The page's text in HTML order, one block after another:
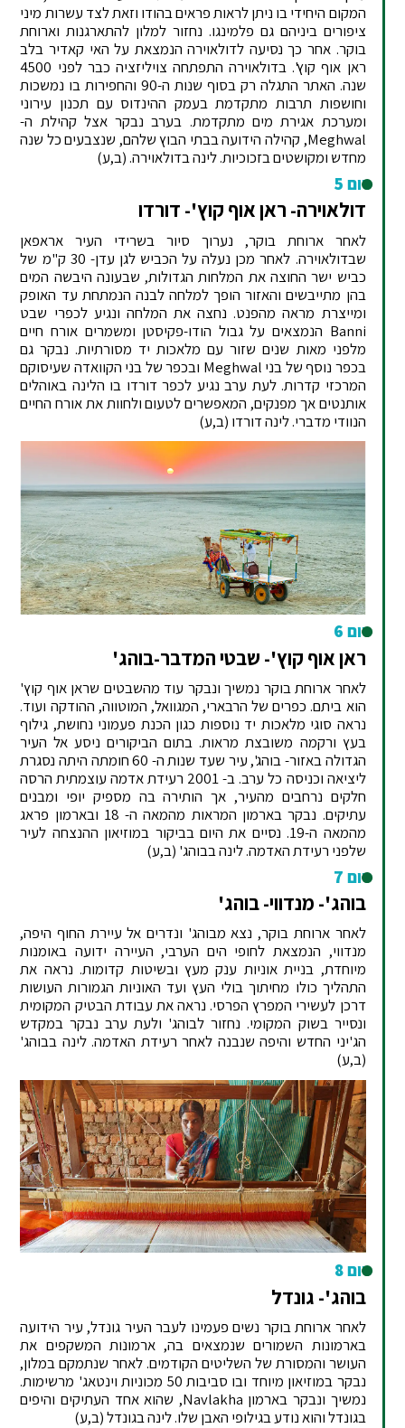
המקום היחידי בו ניתן לראות פראים בהודו וזאת לצד עשרות מיני
ציפורים ביניהם גם פלמינגו. נחזור למלון להתארגנות וארוחת
בוקר. אחר כך נסיעה לדולאוירה הנמצאת על האי קאדיר בלב
ראן אוף קוץ'. בדולאוירה התפתחה צויליזציה כבר לפני 4500
שנה. האתר התגלה רק בסוף שנות ה-90 והחפירות בו נמשכות
וחושפות תרבות מתקדמת בעמק ההינדוס עם תכנון עירוני
ומערכת אגירת מים מתקדמת. בערב נבקר אצל קהילת ה-
Meghwal, קהילה הידועה בבתי הבוץ שלהם, שנצבעים כל שנה
מחדש ומקושטים בזכוכיות. לינה בדולאוירה. (ב,ע)
יום 5
דולאוירה- ראן אוף קוץ'- דורדו
לאחר ארוחת בוקר, נערוך סיור בשרידי העיר אראפאן
שבדולאוירה. לאחר מכן נעלה על הכביש לגן עדן- 30 ק"מ של
כביש ישר החוצה את המלחות הגדולות, שבעונה היבשה המים
בהן מתייבשים והאזור הופך למלחה לבנה הנמתחת עד האופק
ומייצרת מראה מהפנט. נחצה את המלחה ונגיע לכפרי שבט
Banni הנמצאים על גבול הודו-פקיסטן ומשמרים אורח חיים
מלפני מאות שנים שזור עם מלאכות יד מסורתיות. נבקר גם
בכפר נוסף של בני Meghwal ובכפר של בני הקוואדה שעיסוקם
המרכזי קדרות. לעת ערב נגיע לכפר דורדו בו הלינה באוהלים
אותנטים אך מפנקים, המאפשרים לטעום ולחוות את אורח החיים
הנוודי מדברי. לינה דורדו (ב,ע)
יום 6
ראן אוף קוץ'- שבטי המדבר-בוהג'
לאחר ארוחת בוקר נמשיך ונבקר עוד מהשבטים שראן אוף קוץ'
הוא ביתם. כפרים של הרבארי, המגוואל, המוטווה, ההודקה ועוד.
נראה סוגי מלאכות יד נוספות כגון הכנת פעמוני נחושת, גילוף
בעץ ורקמה משובצת מראות. בתום הביקורים ניסע אל העיר
הגדולה באזור- בוהג', עיר שעד שנות ה- 60 חומתה היתה נסגרת
ליציאה וכניסה כל ערב. ב- 2001 רעידת אדמה עוצמתית הרסה
חלקים נרחבים מהעיר, אך הותירה בה מספיק יופי ומבנים
עתיקים. נבקר בארמון המראות מהמאה ה- 18 ובארמון פראג
מהמאה ה-19. נסיים את היום בביקור במוזיאון ההנצחה לעיר
שלפני רעידת האדמה. לינה בבוהג' (ב,ע)
יום 7
בוהג'- מנדווי- בוהג'
לאחר ארוחת בוקר, נצא מבוהג' ונדרים אל עיירת החוף היפה,
מנדווי, הנמצאת לחופי הים הערבי, העיירה ידועה באומנות
מיוחדת, בניית אוניות ענק מעץ ובשיטות קדומות. נראה את
התהליך כולו מחיתוך בולי העץ ועד האוניות הגמורות העושות
דרכן לעשירי המפרץ הפרסי. נראה את עבודת הבטיק המקומית
ונסייר בשוק המקומי. נחזור לבוהג' ולעת ערב נבקר במקדש
הג'יני החדש והיפה שנבנה לאחר רעידת האדמה. לינה בבוהג'
(ב,ע)
יום 8
בוהג'- גונדל
לאחר ארוחת בוקר נשים פעמינו לעבר העיר גונדל, עיר הידועה
בארמונות השמורים שנמצאים בה, ארמונות המשקפים את
העושר והמסורת של השליטים הקודמים. לאחר שנתמקם במלון,
נבקר במוזיאון מיוחד ובו סביבות 50 מכוניות וינטאג' מרשימות.
נמשיך ונבקר בארמון Navlakha, שהוא אחד העתיקים והיפים
בגונדל והוא נודע בגילופי האבן שלו. לינה בגונדל (ב,ע)